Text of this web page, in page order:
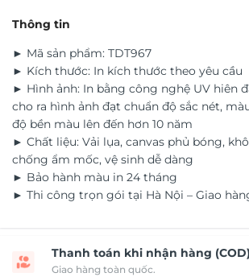
Thông tin
► Mã sản phẩm: TDT967
► Kích thước: In kích thước theo yêu cầu
► Hình ảnh: In bằng công nghệ UV hiên
cho ra hình ảnh đạt chuẩn độ sắc nét,
độ bền màu lên đến hơn 10 năm
► Chất liệu: Vải lụa, canvas phủ bóng,
chống ẩm mốc, vệ sinh dễ dàng
► Bảo hành màu in 24 tháng
► Thi công trọn gói tại Hà Nội – Giao
Thanh toán khi nhận hàng (COD)
Giao hàng toàn quốc.